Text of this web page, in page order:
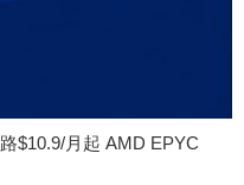
$10.9/月起 AMD EPYC